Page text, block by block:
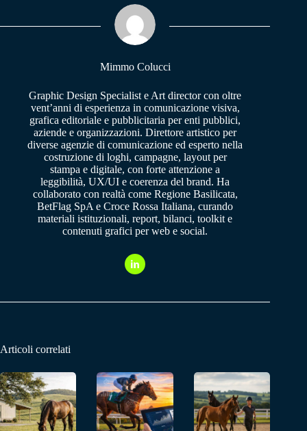
pp m
Mimmo Colucci
Graphic Design Specialist e Art director con oltre
vent’anni di esperienza in comunicazione visiva,
grafica editoriale e pubblicitaria per enti pubblici,
aziende e organizzazioni. Direttore artistico per
diverse agenzie di comunicazione ed esperto nella
costruzione di loghi, campagne, layout per
stampa e digitale, con forte attenzione a
leggibilità, UX/UI e coerenza del brand. Ha
collaborato con realtà come Regione Basilicata,
BetFlag SpA e Croce Rossa Italiana, curando
materiali istituzionali, report, bilanci, toolkit e
contenuti grafici per web e social.
Articoli correlati